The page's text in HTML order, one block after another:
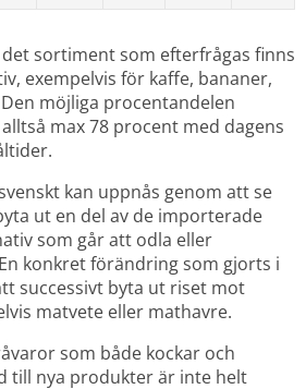
sortiment som efterfrågas finns
exempelvis för kaffe, bananer,
möjliga procentandelen
max 78 procent med dagens
kan uppnås genom att se
ut en del av de importerade
som går att odla eller
konkret förändring som gjorts i
successivt byta ut riset mot
matvete eller mathavre.
som både kockar och
till nya produkter är inte helt